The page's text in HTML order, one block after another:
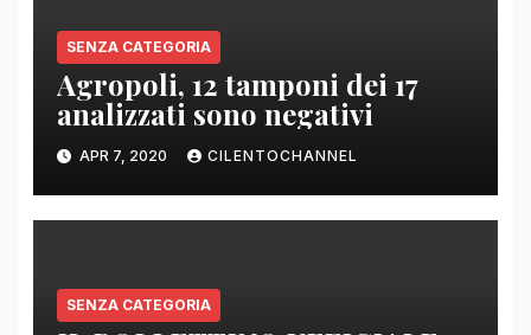
SENZA CATEGORIA
Agropoli, 12 tamponi dei 17
analizzati sono negativi
APR 7, 2020 CILENTOCHANNEL
SENZA CATEGORIA